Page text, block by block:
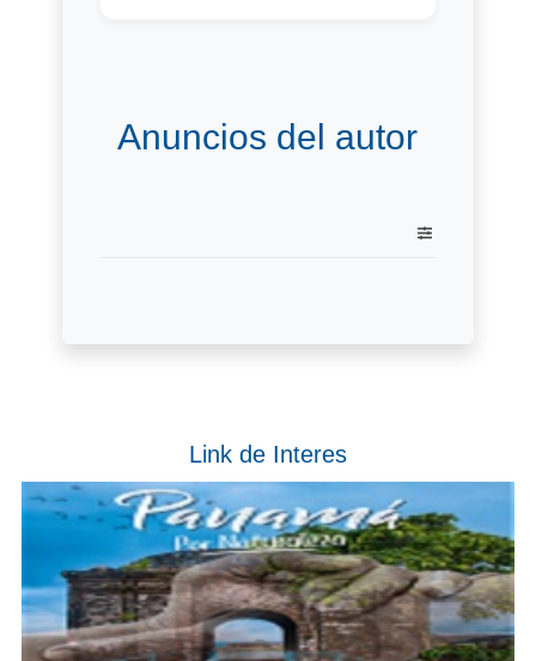
Anuncios del autor
Link de Interes